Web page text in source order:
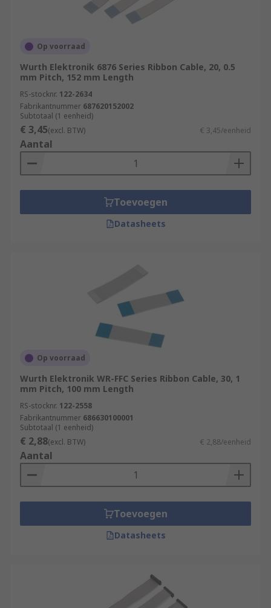
Op voorraad
Wurth Elektronik 6876 Series Ribbon Cable, 20, 0.5
mm Pitch, 152 mm Length
RS-stocknr. 122-2634
Fabrikantnummer 687620152002
Subtotaal (1 eenheid)
€ 3,45(excl. BTW) € 3,45/eenheid
Aantal
Toevoegen
Datasheets
Op voorraad
Wurth Elektronik WR-FFC Series Ribbon Cable, 30, 1
mm Pitch, 100 mm Length
RS-stocknr. 122-2558
Fabrikantnummer 686630100001
Subtotaal (1 eenheid)
€ 2,88(excl. BTW) € 2,88/eenheid
Aantal
Toevoegen
Datasheets